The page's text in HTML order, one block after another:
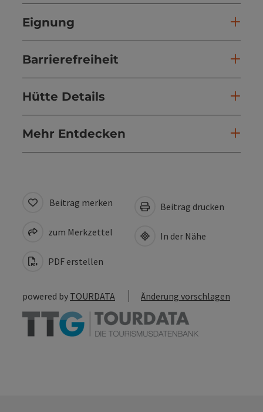
Eignung
Barrierefreiheit
Hütte Details
Mehr Entdecken
Beitrag merken
zum Merkzettel
PDF erstellen
Beitrag drucken
In der Nähe
powered by TOURDATA Änderung vorschlagen